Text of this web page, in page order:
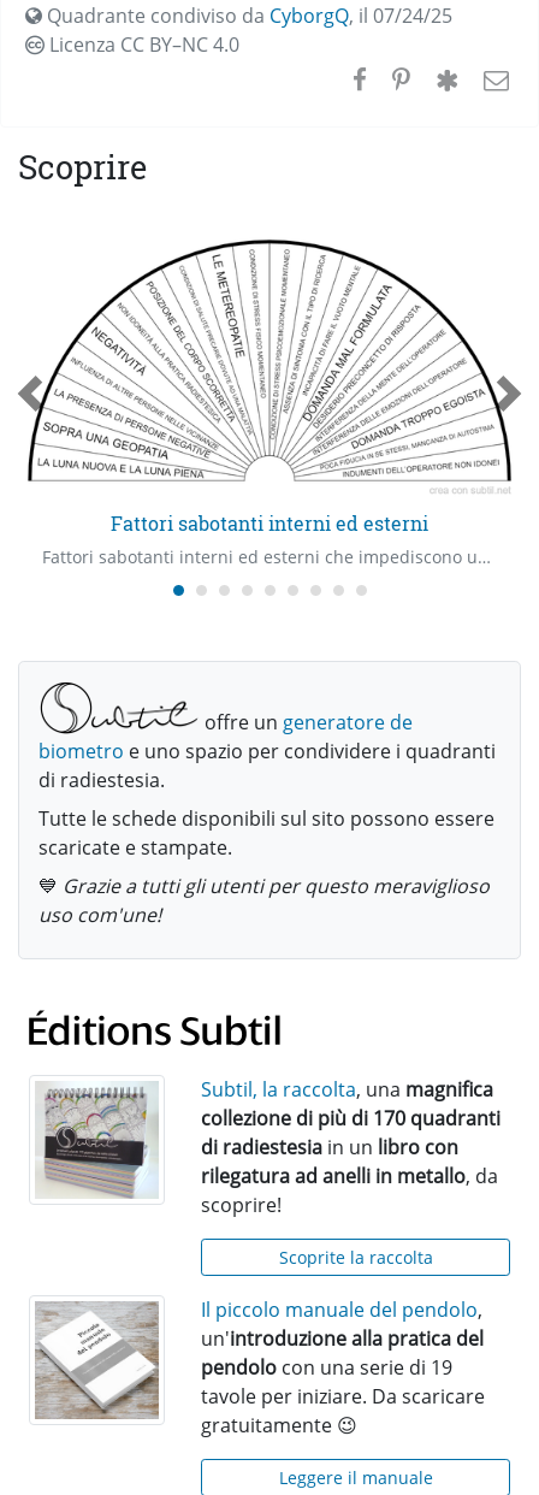
Quadrante condiviso da CyborgQ, il 07/24/25
Licenza CC BY–NC 4.0
Scoprire
Fattori sabotanti interni ed esterni
Fattori sabotanti interni ed esterni che impediscono una ricerca radiestetica efficace
offre un generatore de
biometro e uno spazio per condividere i quadranti
di radiestesia.
Tutte le schede disponibili sul sito possono essere
scaricate e stampate.
💙 Grazie a tutti gli utenti per questo meraviglioso
uso com'une!
Subtil, la raccolta, una magnifica
collezione di più di 170 quadranti
di radiestesia in un libro con
rilegatura ad anelli in metallo, da
scoprire!
Scoprite la raccolta
Il piccolo manuale del pendolo,
un'introduzione alla pratica del
pendolo con una serie di 19
tavole per iniziare. Da scaricare
gratuitamente 😉
Leggere il manuale